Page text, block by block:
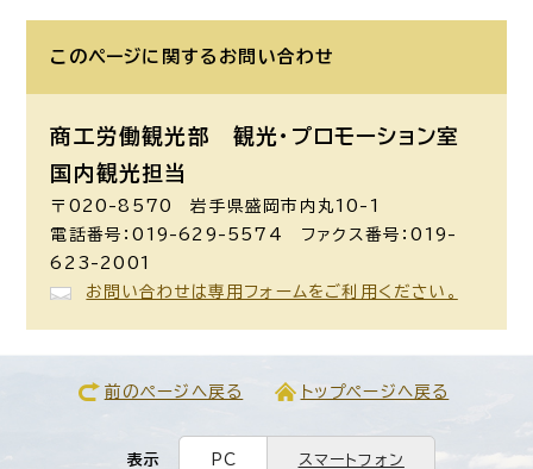
このページに関する お問い合わせ
商工労働観光部 観光・プロモーション室
国内観光担当
〒020-8570 岩手県盛岡市内丸10-1
電話番号：019-629-5574 ファクス番号：019-
623-2001
お問い合わせは専用フォームをご利用ください。
前のページへ戻る トップページへ戻る
表示 PC スマートフォン